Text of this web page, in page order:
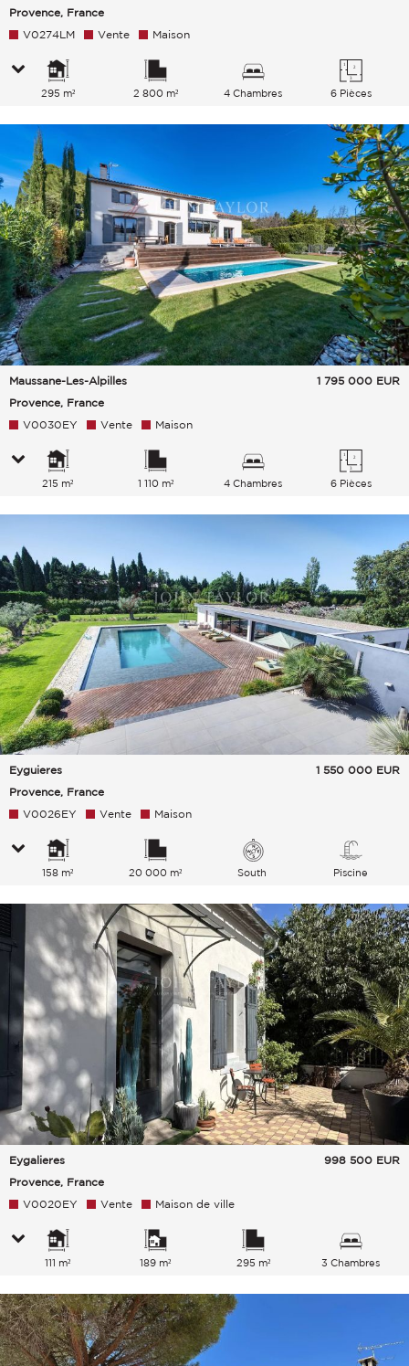
Provence, France
V0274LM Vente Maison
295 m² 2 800 m² 4 Chambres 6 Pièces
Maussane-Les-Alpilles
Provence, France
1 795 000 EUR
V0030EY Vente Maison
215 m² 1 110 m² 4 Chambres 6 Pièces
Eyguieres
Provence, France
1 550 000 EUR
V0026EY Vente Maison
158 m² 20 000 m² South Piscine
Eygalieres
Provence, France
998 500 EUR
V0020EY Vente Maison de ville
111 m² 189 m² 295 m² 3 Chambres